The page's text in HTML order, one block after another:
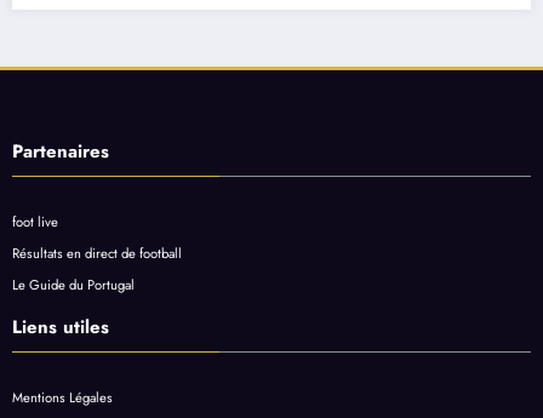
Partenaires
foot live
Résultats en direct de football
Le Guide du Portugal
Liens utiles
Mentions Légales